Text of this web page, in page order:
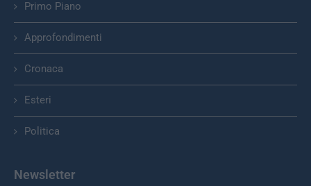
Primo Piano
Approfondimenti
Cronaca
Esteri
Politica
Newsletter